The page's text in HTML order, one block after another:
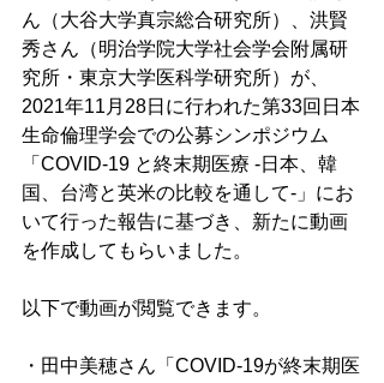
ん（大谷大学真宗総合研究所）、洪賢
秀さん（明治学院大学社会学会附属研
究所・東京大学医科学研究所）が、
2021年11月28日に行われた第33回日本
生命倫理学会での公募シンポジウム
「COVID-19 と終末期医療 -日本、韓
国、台湾と英米の比較を通して-」にお
いて行った報告に基づき、新たに動画
を作成してもらいました。
以下で動画が閲覧できます。
・田中美穂さん「COVID-19が終末期医